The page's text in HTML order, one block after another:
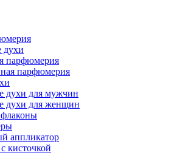
духи
парфюмерия
парфюмерия
духи для мужчин
духи для женщин
аппликатор
кисточкой